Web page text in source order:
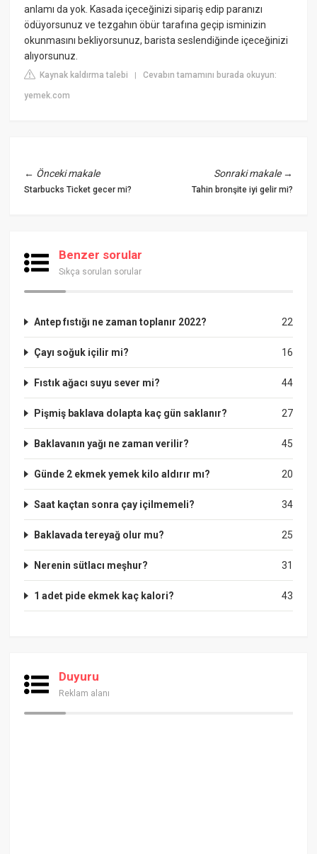
anlamı da yok. Kasada içeceğinizi sipariş edip paranızı
ödüyorsunuz ve tezgahın öbür tarafına geçip isminizin
okunmasını bekliyorsunuz, barista seslendiğinde içeceğinizi
alıyorsunuz.
Kaynak kaldırma talebi |Cevabın tamamını burada okuyun:
yemek.com
← Önceki makale
Starbucks Ticket gecer mi?
Sonraki makale→
Tahin bronşite iyi gelir mi?
Benzer sorular
Sıkça sorulan sorular
22
Antep fıstığı ne zaman toplanır 2022?
16
Çayı soğuk içilir mi?
44
Fıstık ağacı suyu sever mi?
27
Pişmiş baklava dolapta kaç gün saklanır?
45
Baklavanın yağı ne zaman verilir?
20
Günde 2 ekmek yemek kilo aldırır mı?
34
Saat kaçtan sonra çay içilmemeli?
25
Baklavada tereyağ olur mu?
31
Nerenin sütlacı meşhur?
43
1 adet pide ekmek kaç kalori?
Duyuru
Reklam alanı